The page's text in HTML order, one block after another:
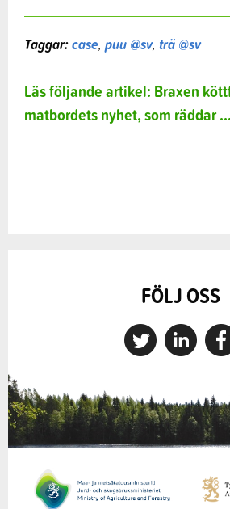
Taggar:case, puu @sv, trä @sv
Läs följande artikel: Braxen
matbordets nyhet, som räddar
FÖLJ OSS